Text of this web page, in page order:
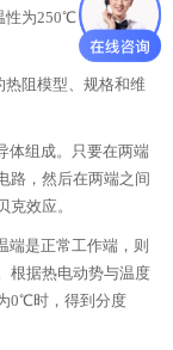
为250℃，与PTFE
阻模型、规格和维
体组成。只要在两端
路，然后在两端之间
效应。
端是正常工作端，则
根据热电动势与温度
0℃时，得到分度